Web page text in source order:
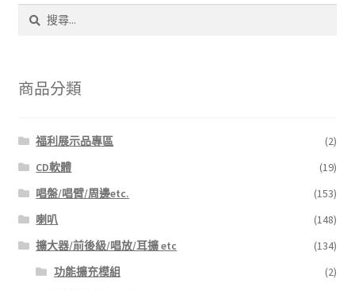
字:
商品分類
福利展示品專區
(2)
CD軟體
(19)
唱盤/唱臂/周邊etc.
(153)
喇叭
(148)
擴大器/前後級/唱放/耳擴 etc
(134)
功能擴充模組
(2)